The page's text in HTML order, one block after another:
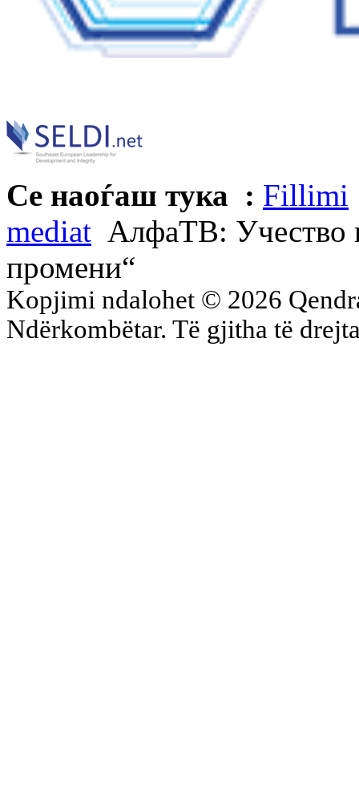
Се наоѓаш тука : Fillimi
mediat АлфаТВ: Учество
промени“
Kopjimi ndalohet © 2026
Ndërkombëtar. Të gjitha të